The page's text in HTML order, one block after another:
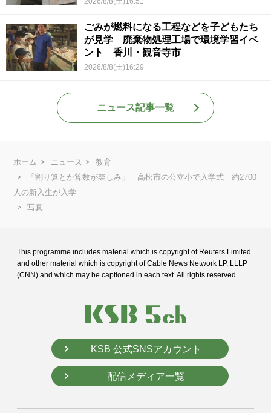
ごみが燃料になる工程などを子どもたち
が見学 廃棄物処理工場で環境学習イベ
ント 香川・観音寺市
2026/8/8(土)16:29
ニュース記事一覧
ホーム ニュース
教育
「割り算とか算数が楽しみ」 高松市の公立小で入学式 約2700
人の新入生が入学
写真
This programme includes material which is copyright of Reuters Limited
and other material which is copyright of Cable News Network LP, LLLP
(CNN) and which may be captioned in each text. All rights reserved.
KSB 公式SNSアカウント
配信メディア一覧